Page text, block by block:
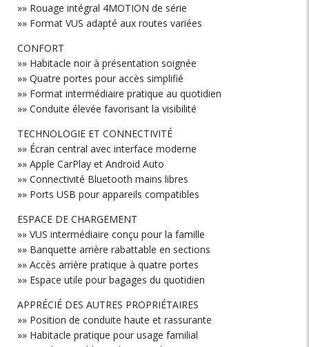
»» Rouage intégral 4MOTION de série
»» Format VUS adapté aux routes variées
CONFORT
»» Habitacle noir à présentation soignée
»» Quatre portes pour accès simplifié
»» Format intermédiaire pratique au quotidien
»» Conduite élevée favorisant la visibilité
TECHNOLOGIE ET CONNECTIVITÉ
»» Écran central avec interface moderne
»» Apple CarPlay et Android Auto
»» Connectivité Bluetooth mains libres
»» Ports USB pour appareils compatibles
ESPACE DE CHARGEMENT
»» VUS intermédiaire conçu pour la famille
»» Banquette arrière rabattable en sections
»» Accès arrière pratique à quatre portes
»» Espace utile pour bagages du quotidien
APPRÉCIÉ DES AUTRES PROPRIÉTAIRES
»» Position de conduite haute et rassurante
»» Habitacle pratique pour usage familial